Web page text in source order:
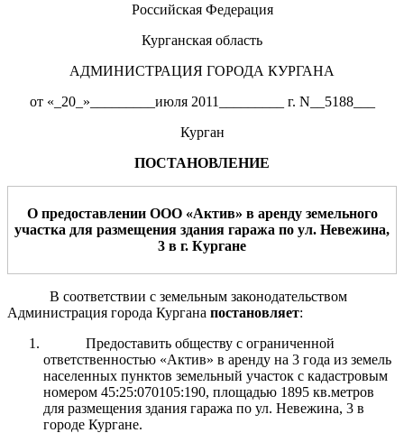
Российская Федерация
Курганская область
АДМИНИСТРАЦИЯ ГОРОДА КУРГАНА
от «_20_»_________июля 2011_________ г. N__5188___
Курган
ПОСТАНОВЛЕНИЕ
О предоставлении ООО «Актив» в аренду земельного
участка для размещения здания гаража по ул. Невежина,
3 в г. Кургане
В соответствии с земельным законодательством
Администрация города Кургана постановляет:
Предоставить обществу с ограниченной
ответственностью «Актив» в аренду на 3 года из земель
населенных пунктов земельный участок с кадастровым
номером 45:25:070105:190, площадью 1895 кв.метров
для размещения здания гаража по ул. Невежина, 3 в
городе Кургане.